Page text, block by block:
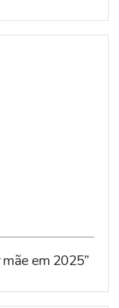
mãe em 2025”